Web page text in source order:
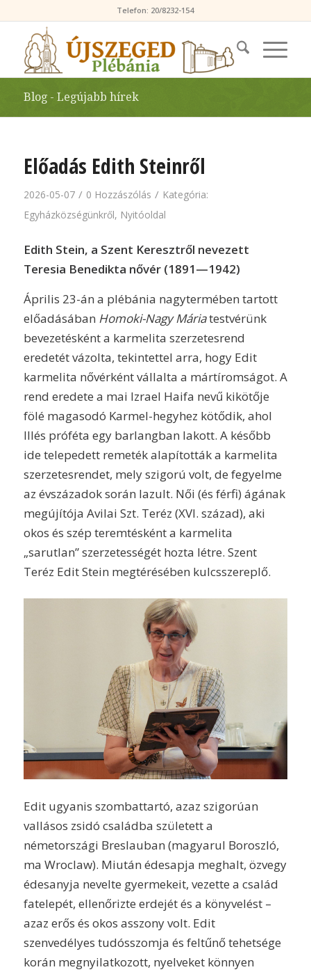
Telefon: 20/8232-154
Blog - Legújabb hírek
Előadás Edith Steinről
2026-05-07 / 0 Hozzászólás / Kategória:
Egyházközségünkről, Nyitóoldal
Edith Stein, a Szent Keresztről nevezett
Teresia Benedikta nővér (1891—1942)
Április 23-án a plébánia nagytermében tartott
előadásában Homoki-Nagy Máriatestvérünk
bevezetésként a karmelita szerzetesrend
eredetét vázolta, tekintettel arra, hogy Edit
karmelita nővérként vállalta a mártíromságot. A
rend eredete a mai Izrael Haifa nevű kikötője
fölé magasodó Karmel-hegyhez kötődik, ahol
Illés próféta egy barlangban lakott. A később
ide telepedett remeték alapították a karmelita
szerzetesrendet, mely szigorú volt, de fegyelme
az évszázadok során lazult. Női (és férfi) ágának
megújítója Avilai Szt. Teréz (XVI. század), aki
okos és szép teremtésként a karmelita
„sarutlan” szerzetességét hozta létre. Szent
Teréz Edit Stein megtérésében kulcsszereplő.
Edit ugyanis szombattartó, azaz szigorúan
vallásos zsidó családba született a
németországi Breslauban (magyarul Boroszló,
ma Wroclaw). Miután édesapja meghalt, özvegy
édesanyja nevelte gyermekeit, vezette a család
fatelepét, ellenőrizte erdejét és a könyvelést –
azaz erős és okos asszony volt. Edit
szenvedélyes tudósszomja és feltűnő tehetsége
korán megnyilatkozott, nyelveket könnyen